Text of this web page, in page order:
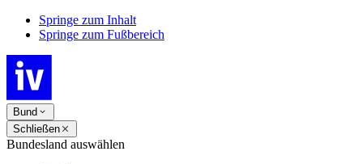
Springe zum Inhalt
Springe zum Fußbereich
Bund
Schließen
Bundesland auswählen